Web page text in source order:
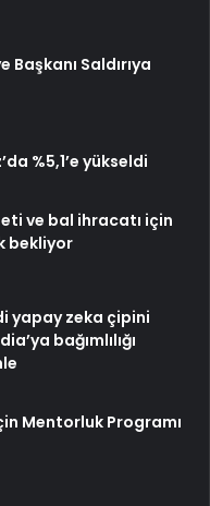
Başkanı Saldırıya
%5,1’e yükseldi
ve bal ihracatı için
bekliyor
yapay zeka çipini
bağımlılığı
Mentorluk Programı